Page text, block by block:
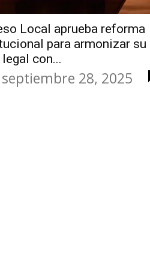
Local aprueba reforma
para armonizar su
con...
septiembre 28, 2025